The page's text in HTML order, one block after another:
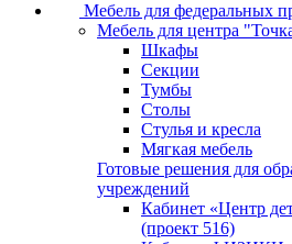
Мебель для федеральных
Мебель для центра
Шкафы
Секции
Тумбы
Столы
Стулья и кресла
Мягкая мебель
Готовые решения для
учреждений
Кабинет «Центр
(проект 516)